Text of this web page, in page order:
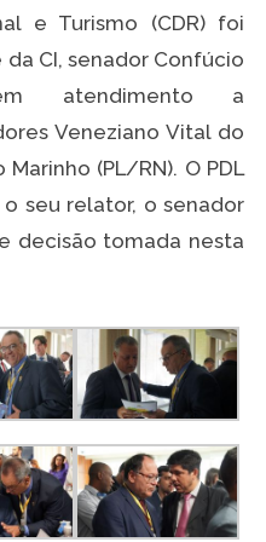
e Turismo (CDR) foi
CI, senador Confúcio
atendimento a
Veneziano Vital do
(PL/RN). O PDL
seu relator, o senador
decisão tomada nesta